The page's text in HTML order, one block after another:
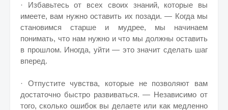
· Избавьтесь от всех своих знаний, которые вы
имеете, вам нужно оставить их позади. — Когда мы
становимся старше и мудрее, мы начинаем
понимать, что нам нужно и что мы должны оставить
в прошлом. Иногда, уйти — это значит сделать шаг
вперед.
· Отпустите чувства, которые не позволяют вам
достаточно быстро развиваться. — Независимо от
того, сколько ошибок вы делаете или как медленно